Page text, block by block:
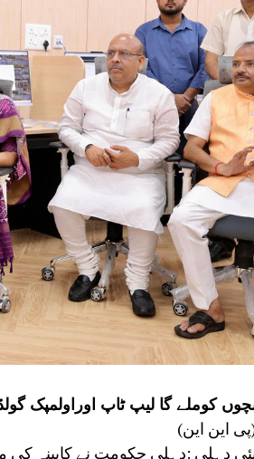
کوملے گا لیپ ٹاپ اوراولمپک گولڈ جیتنے پر 7 کروڑروپئے
این این)
دہلی :دہلی حکومت نے کابینہ کی